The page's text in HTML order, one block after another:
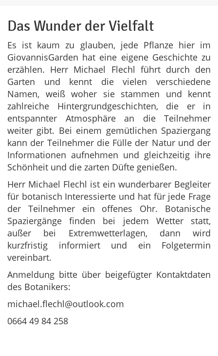
Das Wunder der Vielfalt
Es ist kaum zu glauben, jede Pflanze hier im
GiovannisGarden hat eine eigene Geschichte zu
erzählen. Herr Michael Flechl führt durch den
Garten und kennt die vielen verschiedene
Namen, weiß woher sie stammen und kennt
zahlreiche Hintergrundgeschichten, die er in
entspannter Atmosphäre an die Teilnehmer
weiter gibt. Bei einem gemütlichen Spaziergang
kann der Teilnehmer die Fülle der Natur und der
Informationen aufnehmen und gleichzeitig ihre
Schönheit und die zarten Düfte genießen.
Herr Michael Flechl ist ein wunderbarer Begleiter
für botanisch Interessierte und hat für jede Frage
der Teilnehmer ein offenes Ohr. Botanische
Spaziergänge finden bei jedem Wetter statt,
außer bei Extremwetterlagen, dann wird
kurzfristig informiert und ein Folgetermin
vereinbart.
Anmeldung bitte über beigefügter Kontaktdaten
des Botanikers:
michael.flechl@outlook.com
0664 49 84 258